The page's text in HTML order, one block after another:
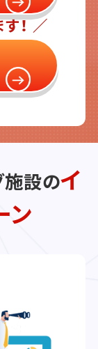
！ ／
施設のイ
ン